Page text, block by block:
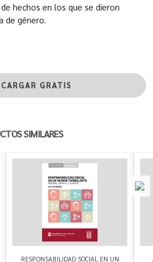
hechos en los que se dieron
de género.
GRATIS
SIMILARES
RESPONSABILIDAD SOCIAL EN UN